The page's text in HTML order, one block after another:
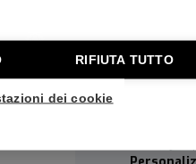
RIFIUTA TUTTO
dei cookie